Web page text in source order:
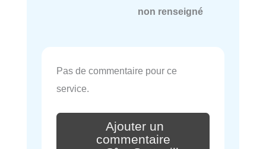
non renseigné
Pas de commentaire pour ce
service.
Ajouter un
commentaire